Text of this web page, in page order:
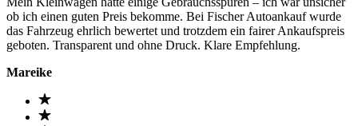
ob ich einen guten Preis bekomme. Bei Fischer Autoankauf wurde
das Fahrzeug ehrlich bewertet und trotzdem ein fairer Ankaufspreis
geboten. Transparent und ohne Druck. Klare Empfehlung.
Mareike